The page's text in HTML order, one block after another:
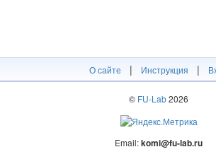
О сайте | Инструкция |
© FU-Lab2026
Email:komi@fu-lab.ru